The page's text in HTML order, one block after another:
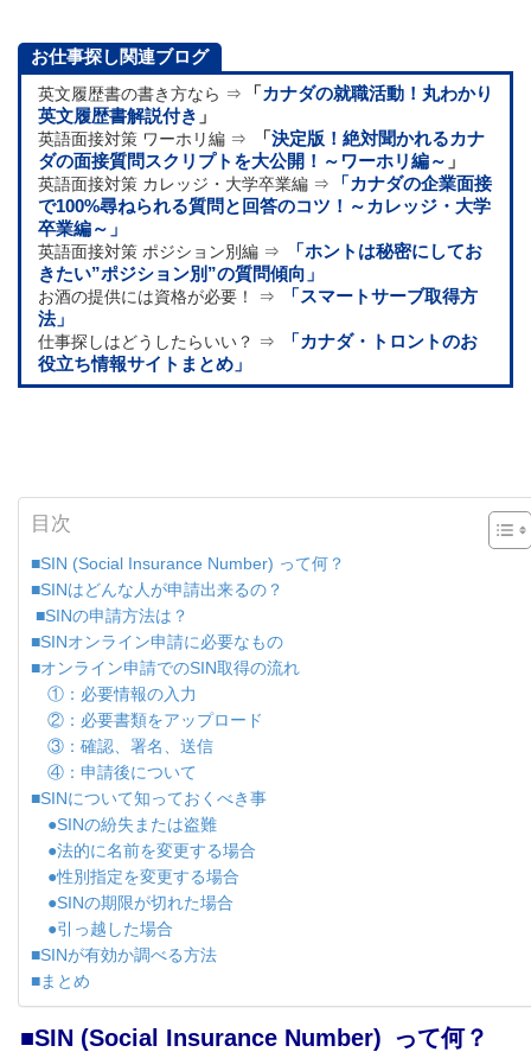
お仕事探し関連ブログ
英文履歴書の書き方なら ⇒
「カナダの就職活動！丸わかり
英文履歴書解説付き 」
英語面接対策 ワーホリ編 ⇒
「決定版！絶対聞かれるカナ
ダの面接質問スクリプトを大公開！～ワーホリ編～ 」
英語面接対策 カレッジ・大学卒業編 ⇒
「カナダの企業面接
で100%尋ねられる質問と回答のコツ！～カレッジ・大学
卒業編～」
英語面接対策 ポジション別編 ⇒
「ホントは秘密にしてお
きたい”ポジション別”の質問傾向」
お酒の提供には資格が必要！ ⇒
「スマートサーブ取得方
法」
仕事探しはどうしたらいい？ ⇒
「カナダ・トロントのお
役立ち情報サイトまとめ」
目次
■SIN (Social Insurance Number) って何？
■SINはどんな人が申請出来るの？
■SINの申請方法は？
■SINオンライン申請に必要なもの
■オンライン申請でのSIN取得の流れ
①：必要情報の入力
②：必要書類をアップロード
③：確認、署名、送信
④：申請後について
■SINについて知っておくべき事
●SINの紛失または盗難
●法的に名前を変更する場合
●性別指定を変更する場合
●SINの期限が切れた場合
●引っ越した場合
■SINが有効か調べる方法
■まとめ
■SIN (Social Insurance Number) って何？